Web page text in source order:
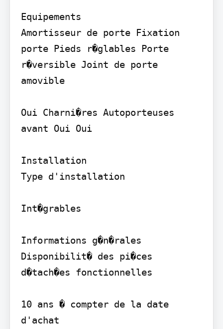
Equipements
Amortisseur de porte Fixation
porte Pieds r�glables Porte
r�versible Joint de porte
amovible
Oui Charni�res Autoporteuses
avant Oui Oui
Installation
Type d'installation
Int�grables
Informations g�n�rales
Disponibilit� des pi�ces
d�tach�es fonctionnelles
10 ans � compter de la date
d'achat